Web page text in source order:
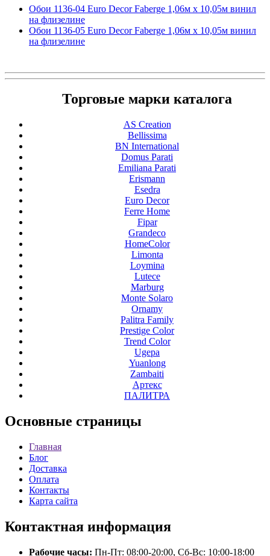
Обои 1136-04 Euro Decor Faberge 1,06м х 10,05м винил
на флизелине
Обои 1136-05 Euro Decor Faberge 1,06м х 10,05м винил
на флизелине
Торговые марки каталога
AS Creation
Bellissima
BN International
Domus Parati
Emiliana Parati
Erismann
Esedra
Euro Decor
Ferre Home
Fipar
Grandeco
HomeColor
Limonta
Loymina
Lutece
Marburg
Monte Solaro
Ornamy
Palitra Family
Prestige Color
Trend Color
Ugepa
Yuanlong
Zambaiti
Артекс
ПАЛИТРА
Основные страницы
Главная
Блог
Доставка
Оплата
Контакты
Карта сайта
Контактная информация
Рабочие часы: Пн-Пт: 08:00-20:00, Сб-Вс: 10:00-18:00